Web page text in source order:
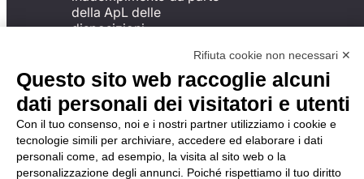
della ApL delle
disposizioni
possibile presentare un
reclamo
all’Organismo di
Monitoraggio utilizzando
una delle modalità
descritte al seguente
indirizzo web
https://odm-
Rifiuta cookie non necessari ✕
Questo sito web raccoglie alcuni
dati personali dei visitatori e utenti
Con il tuo consenso, noi e i nostri partner utilizziamo i cookie e
tecnologie simili per archiviare, accedere ed elaborare i dati
personali come, ad esempio, la visita al sito web o la
personalizzazione degli annunci. Poiché rispettiamo il tuo diritto